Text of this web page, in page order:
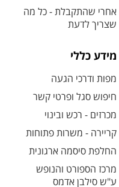
אחרי שהתקבלת - כל מה
שצריך לדעת
מידע כללי
מפות ודרכי הגעה
חיפוש סגל ופרטי קשר
מכרזים - רכש ובינוי
קריירה - משרות פתוחות
החלפת סיסמה ארגונית
מרכז הספורט והנופש
ע"ש סילבן אדמס